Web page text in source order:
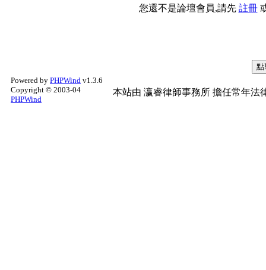
您還不是論壇會員,請先 註冊
Powered by PHPWind v1.3.6
Copyright © 2003-04
PHPWind
本站由 瀛睿律師事務所 擔任常年法